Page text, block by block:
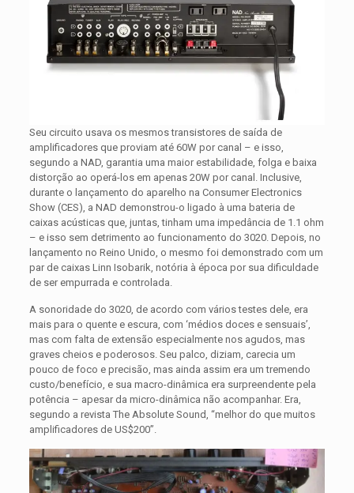
Seu circuito usava os mesmos transistores de saída de
amplificadores que proviam até 60W por canal – e isso,
segundo a NAD, garantia uma maior estabilidade, folga e baixa
distorção ao operá-los em apenas 20W por canal. Inclusive,
durante o lançamento do aparelho na Consumer Electronics
Show (CES), a NAD demonstrou-o ligado à uma bateria de
caixas acústicas que, juntas, tinham uma impedância de 1.1 ohm
– e isso sem detrimento ao funcionamento do 3020. Depois, no
lançamento no Reino Unido, o mesmo foi demonstrado com um
par de caixas Linn Isobarik, notória à época por sua dificuldade
de ser empurrada e controlada.
A sonoridade do 3020, de acordo com vários testes dele, era
mais para o quente e escura, com ‘médios doces e sensuais’,
mas com falta de extensão especialmente nos agudos, mas
graves cheios e poderosos. Seu palco, diziam, carecia um
pouco de foco e precisão, mas ainda assim era um tremendo
custo/benefício, e sua macro-dinâmica era surpreendente pela
potência – apesar da micro-dinâmica não acompanhar. Era,
segundo a revista The Absolute Sound, “melhor do que muitos
amplificadores de US$200”.